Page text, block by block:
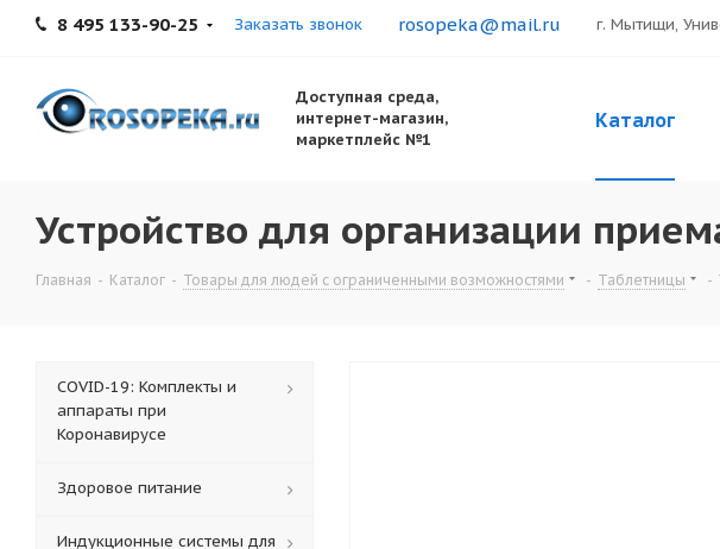
8 495 133-90-25 Заказать звонок rosopeka@mail.ru г. Мытищи,
Доступная среда,
интернет-магазин,
маркетплейс №1
Каталог
Устройство для организации
Главная - Каталог - Товары для людей с ограниченными возможностями - Таблетницы -
COVID-19: Комплекты и
аппараты при
Коронавирусе
Здоровое питание
Индукционные системы для